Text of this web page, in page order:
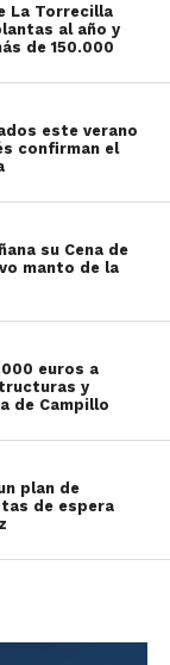
La Torrecilla
al año y
de 150.000
este verano
confirman el
su Cena de
manto de la
euros a
y
de Campillo
plan de
de espera